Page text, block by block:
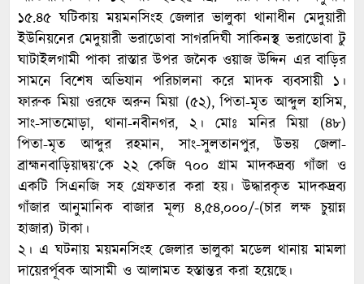
১৫.৪৫ ঘটিকায় ময়মনসিংহ জেলার ভালুকা থানাধীন মেদুয়ারী
ইউনিয়নের মেদুয়ারী ভরাডোবা সাগরদিঘী সাকিনস্থ ভরাডোবা টু
ঘাটাইলগামী পাকা রাস্তার উপর জনৈক ওয়াজ উদ্দিন এর বাড়ির
সামনে বিশেষ অভিযান পরিচালনা করে মাদক ব্যবসায়ী ১।
ফারুক মিয়া ওরফে অরুন মিয়া (৫২), পিতা-মৃত আব্দুল হাসিম,
সাং-সাতমোড়া, থানা-নবীনগর, ২। মোঃ মনির মিয়া (৪৮)
পিতা-মৃত আব্দুর রহমান, সাং-সুলতানপুর, উভয় জেলা-
ব্রাহ্মনবাড়িয়াদ্বয়‘কে ২২ কেজি ৭০০ গ্রাম মাদকদ্রব্য গাঁজা ও
একটি সিএনজি সহ গ্রেফতার করা হয়। উদ্ধারকৃত মাদকদ্রব্য
গাঁজার আনুমানিক বাজার মূল্য ৪,৫৪,০০০/-(চার লক্ষ চুয়ান্ন
হাজার) টাকা।
২। এ ঘটনায় ময়মনসিংহ জেলার ভালুকা মডেল থানায় মামলা
দায়েরর্পূবক আসামী ও আলামত হস্তান্তর করা হয়েছে।